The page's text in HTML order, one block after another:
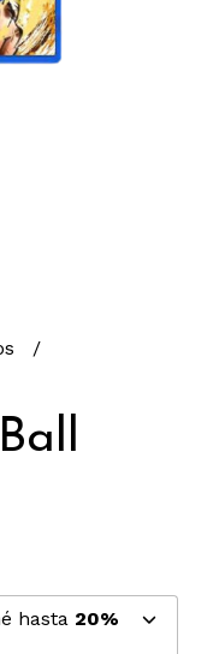
hasta 20%